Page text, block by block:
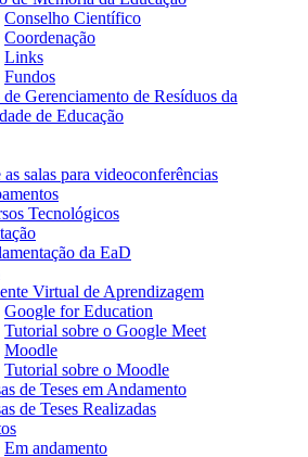
Conselho Científico
Coordenação
Links
Fundos
Gerenciamento de Resíduos da
de Educação
as salas para videoconferências
Tecnológicos
da EaD
Virtual de Aprendizagem
Google for Education
Tutorial sobre o Google Meet
Moodle
Tutorial sobre o Moodle
de Teses em Andamento
de Teses Realizadas
Em andamento